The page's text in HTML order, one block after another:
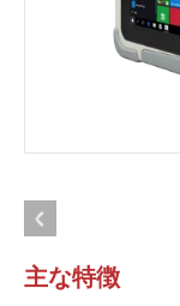
主な特徴